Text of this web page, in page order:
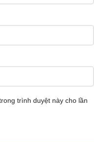
trình duyệt này cho lần